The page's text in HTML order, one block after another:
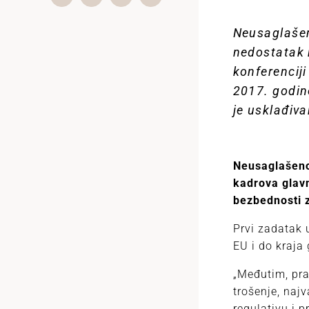
nedostatak
konferenciji
2017.
je
kadrova
bezbednosti
Prvi zadatak
EU i do kraja
„Međutim,
trošenje,